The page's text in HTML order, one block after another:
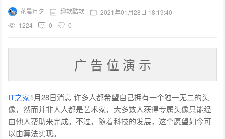
花晨月夕 趣软酷软
2021年01月28日 18:19:40
1224
0 0
广 告 位 演 示
IT之家1月28日消息 许多人都希望自己拥有一个独一无二的头
像，然而并非人人都是艺术家，大多数人获得专属头像只能经
由他人帮助来完成。不过，随着科技的发展，这个愿望如今可
以由算法实现。